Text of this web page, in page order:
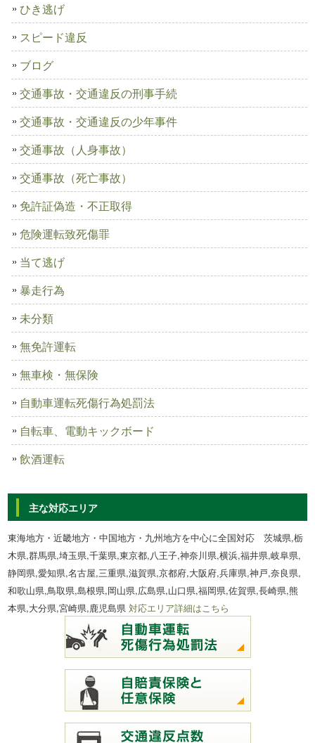
ひき逃げ
スピード違反
ブログ
交通事故・交通違反の刑事手続
交通事故・交通違反の少年事件
交通事故（人身事故）
交通事故（死亡事故）
免許証偽造・不正取得
危険運転致死傷罪
当て逃げ
暴走行為
未分類
無免許運転
無車検・無保険
自動車運転死傷行為処罰法
自転車、電動キックボード
飲酒運転
主な対応エリア
東海地方・近畿地方・中国地方・九州地方を中心に全国対応 茨城県,栃
木県,群馬県,埼玉県,千葉県,東京都,八王子,神奈川県,横浜,福井県,岐阜県,
静岡県,愛知県,名古屋,三重県,滋賀県,京都府,大阪府,兵庫県,神戸,奈良県,
和歌山県,鳥取県,島根県,岡山県,広島県,山口県,福岡県,佐賀県,長崎県,熊
本県,大分県,宮崎県,鹿児島県対応エリア詳細はこちら